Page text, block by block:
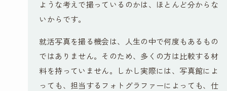
ような考えで撮っているのかは、ほとんど分からな
いからです。
就活写真を撮る機会は、人生の中で何度もあるもの
ではありません。そのため、多くの方は比較する材
料を持っていません。しかし実際には、写真館によ
っても、担当するフォトグラファーによっても、仕